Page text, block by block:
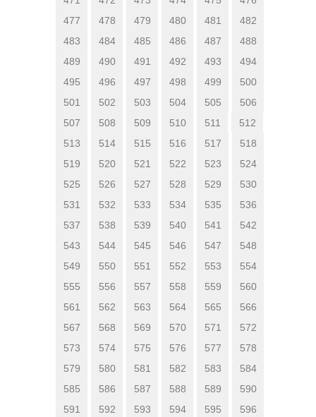
477
478 479 480 481
482
483
484 485 486 487
488
489
490 491 492 493
494
495
496 497 498 499
500
501
502 503 504 505
506
507
508 509 510 511
512
513
514 515 516 517
518
519
520 521 522 523
524
525
526 527 528 529
530
531
532 533 534 535
536
537
538 539 540 541
542
543
544 545 546 547
548
549
550 551 552 553
554
555
556 557 558 559
560
561
562 563 564 565
566
567
568 569 570 571
572
573
574 575 576 577
578
579
580 581 582 583
584
585
586 587 588 589
590
591
592 593 594 595
596